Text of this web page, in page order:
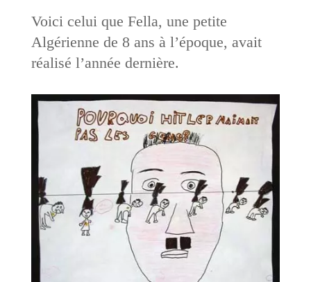
Voici celui que Fella, une petite
Algérienne de 8 ans à l’époque, avait
réalisé l’année dernière.